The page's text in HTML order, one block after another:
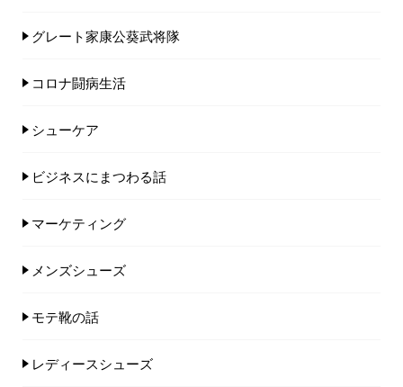
グレート家康公葵武将隊
コロナ闘病生活
シューケア
ビジネスにまつわる話
マーケティング
メンズシューズ
モテ靴の話
レディースシューズ